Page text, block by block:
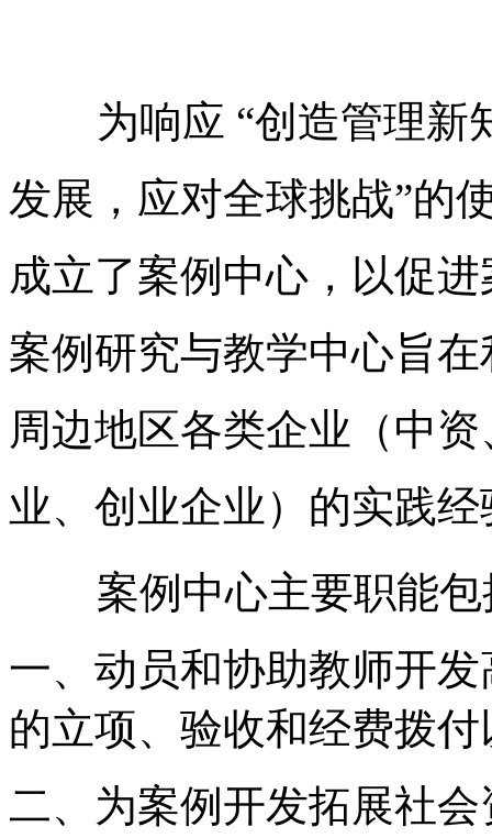
为响应 “创造管理新
发展，应对全球挑战”的
成立了案例中心，以促
案例研究与教学中心旨
周边地区各类企业（中
业、创业企业）的实践
案例中心主要职能包
一、动员和协助教师开
的立项、验收和经费拨
二、为案例开发拓展社